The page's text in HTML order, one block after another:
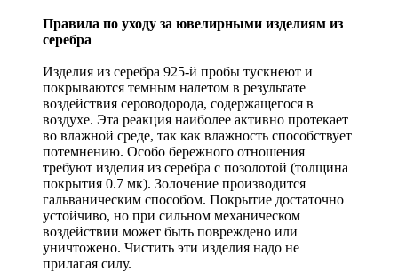
Правила по уходу за ювелирными изделиям из
серебра
Изделия из серебра 925-й пробы тускнеют и
покрываются темным налетом в результате
воздействия сероводорода, содержащегося в
воздухе. Эта реакция наиболее активно протекает
во влажной среде, так как влажность способствует
потемнению. Особо бережного отношения
требуют изделия из серебра с позолотой (толщина
покрытия 0.7 мк). Золочение производится
гальваническим способом. Покрытие достаточно
устойчиво, но при сильном механическом
воздействии может быть повреждено или
уничтожено. Чистить эти изделия надо не
прилагая силу.